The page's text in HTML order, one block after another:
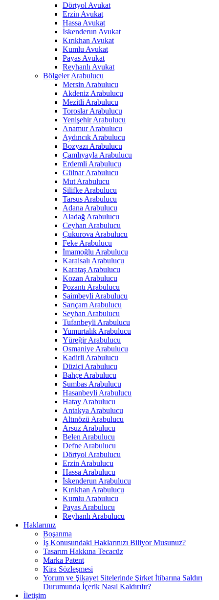
Dörtyol Avukat
Erzin Avukat
Hassa Avukat
İskenderun Avukat
Kırıkhan Avukat
Kumlu Avukat
Payas Avukat
Reyhanlı Avukat
Bölgeler Arabulucu
Mersin Arabulucu
Akdeniz Arabulucu
Mezitli Arabulucu
Toroslar Arabulucu
Yenişehir Arabulucu
Anamur Arabulucu
Aydıncık Arabulucu
Bozyazı Arabulucu
Çamlıyayla Arabulucu
Erdemli Arabulucu
Gülnar Arabulucu
Mut Arabulucu
Silifke Arabulucu
Tarsus Arabulucu
Adana Arabulucu
Aladağ Arabulucu
Ceyhan Arabulucu
Çukurova Arabulucu
Feke Arabulucu
İmamoğlu Arabulucu
Karaisalı Arabulucu
Karataş Arabulucu
Kozan Arabulucu
Pozantı Arabulucu
Saimbeyli Arabulucu
Sarıçam Arabulucu
Seyhan Arabulucu
Tufanbeyli Arabulucu
Yumurtalık Arabulucu
Yüreğir Arabulucu
Osmaniye Arabulucu
Kadirli Arabulucu
Düziçi Arabulucu
Bahçe Arabulucu
Sumbas Arabulucu
Hasanbeyli Arabulucu
Hatay Arabulucu
Antakya Arabulucu
Altınözü Arabulucu
Arsuz Arabulucu
Belen Arabulucu
Defne Arabulucu
Dörtyol Arabulucu
Erzin Arabulucu
Hassa Arabulucu
İskenderun Arabulucu
Kırıkhan Arabulucu
Kumlu Arabulucu
Payas Arabulucu
Reyhanlı Arabulucu
Haklarınız
Boşanma
İş Konusundaki Haklarınızı Biliyor Musunuz?
Tasarım Hakkına Tecacüz
Marka Patent
Kira Sözleşmesi
Yorum ve Şikayet Sitelerinde Şirket İtibarına Saldırı
Durumunda İçerik Nasıl Kaldırılır?
İletişim